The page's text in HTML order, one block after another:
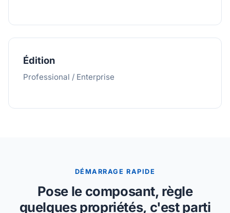
Édition
Professional / Enterprise
DÉMARRAGE RAPIDE
Pose le composant, règle
quelques propriétés, c'est parti